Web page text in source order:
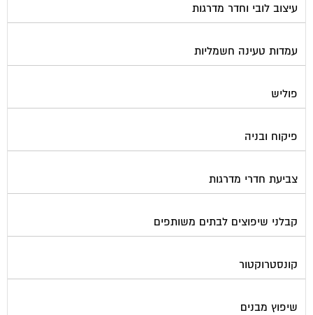
עיצוב לובי וחדר מדרגות
עמדות טעינה חשמליות
פוליש
פיקוח ובניה
צביעת חדרי מדרגות
קבלני שיפוצים לבתים משותפים
קונסטרוקטור
שיפוץ מבנים